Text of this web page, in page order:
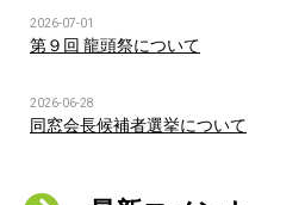
2026-07-01
第９回 龍頭祭について
2026-06-28
同窓会長候補者選挙について